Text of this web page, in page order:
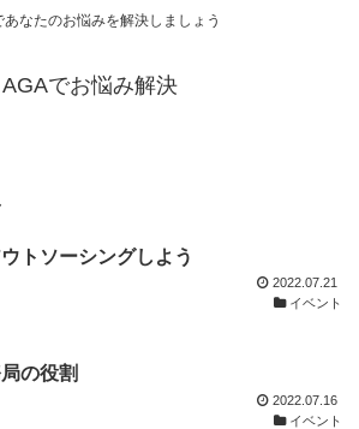
あなたのお悩みを解決しましょう
AGAでお悩み解決
トソーシングしよう
2022.07.21
イベント
の役割
2022.07.16
イベント